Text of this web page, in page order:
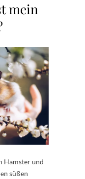
mein
Hamster und
süßen